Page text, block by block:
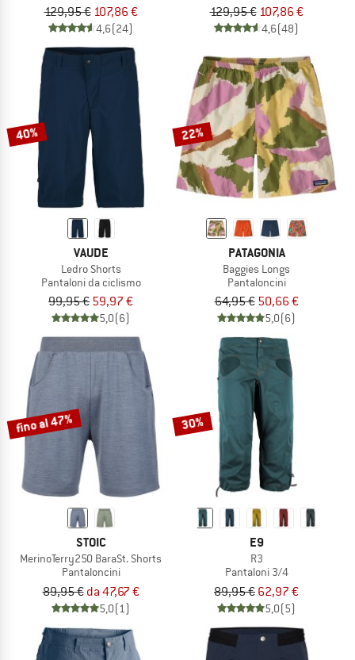
129,95 € 107,86 €
4,6(24)
129,95 € 107,86 €
4,6(48)
40%
VAUDE
Ledro Shorts
Pantaloni da ciclismo
99,95 € 59,97 €
5,0(6)
22%
PATAGONIA
Baggies Longs
Pantaloncini
64,95 € 50,66 €
5,0(6)
fino al 47%
STOIC
MerinoTerry250 BaraSt. Shorts
Pantaloncini
89,95 € da 47,67 €
5,0(1)
30%
E9
R3
Pantaloni 3/4
89,95 € 62,97 €
5,0(5)